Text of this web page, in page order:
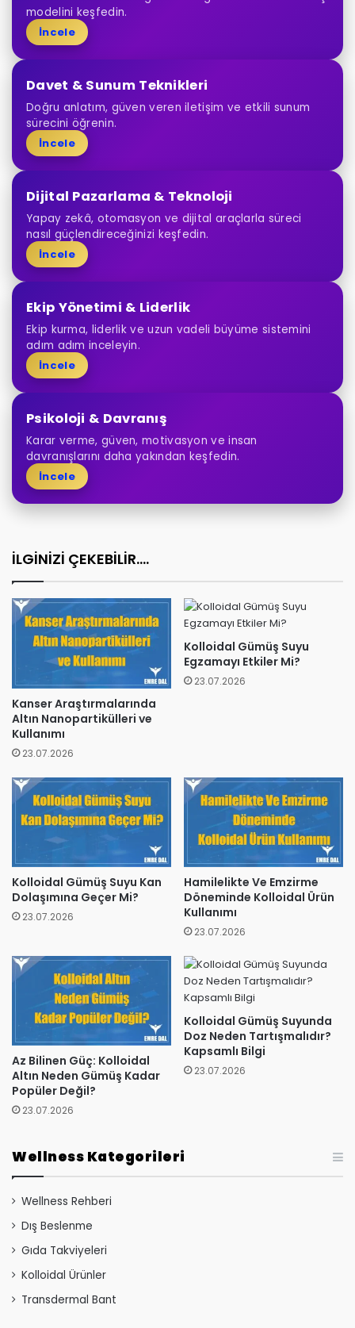
modelini keşfedin.
İncele
Davet & Sunum Teknikleri
Doğru anlatım, güven veren iletişim ve etkili sunum
sürecini öğrenin.
İncele
Dijital Pazarlama & Teknoloji
Yapay zekâ, otomasyon ve dijital araçlarla süreci
nasıl güçlendireceğinizi keşfedin.
İncele
Ekip Yönetimi & Liderlik
Ekip kurma, liderlik ve uzun vadeli büyüme sistemini
adım adım inceleyin.
İncele
Psikoloji & Davranış
Karar verme, güven, motivasyon ve insan
davranışlarını daha yakından keşfedin.
İncele
İLGİNİZİ ÇEKEBİLİR....
Kanser Araştırmalarında
Altın Nanopartikülleri ve
Kullanımı
23.07.2026
Kolloidal Gümüş Suyu
Egzamayı Etkiler Mi?
23.07.2026
Kolloidal Gümüş Suyu Kan
Dolaşımına Geçer Mi?
23.07.2026
Hamilelikte Ve Emzirme
Döneminde Kolloidal Ürün
Kullanımı
23.07.2026
Az Bilinen Güç: Kolloidal
Altın Neden Gümüş Kadar
Popüler Değil?
23.07.2026
Kolloidal Gümüş Suyunda
Doz Neden Tartışmalıdır?
Kapsamlı Bilgi
23.07.2026
Wellness Kategorileri
Wellness Rehberi
Dış Beslenme
Gıda Takviyeleri
Kolloidal Ürünler
Transdermal Bant